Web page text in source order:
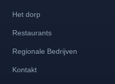
Het dorp
Restaurants
Regionale Bedrijven
Kontakt